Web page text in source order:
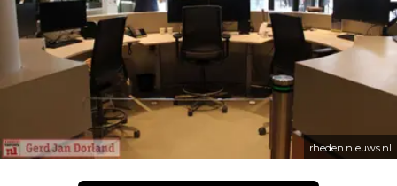
rheden.nieuws.nl